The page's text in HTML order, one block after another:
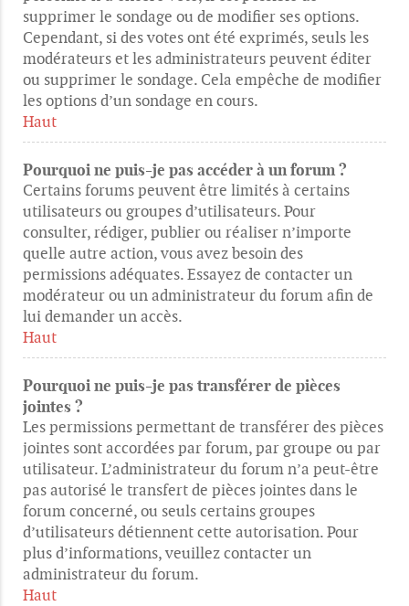
supprimer le sondage ou de modifier ses options.
Cependant, si des votes ont été exprimés, seuls les
modérateurs et les administrateurs peuvent éditer
ou supprimer le sondage. Cela empêche de modifier
les options d’un sondage en cours.
Haut
Pourquoi ne puis-je pas accéder à un forum ?
Certains forums peuvent être limités à certains
utilisateurs ou groupes d’utilisateurs. Pour
consulter, rédiger, publier ou réaliser n’importe
quelle autre action, vous avez besoin des
permissions adéquates. Essayez de contacter un
modérateur ou un administrateur du forum afin de
lui demander un accès.
Haut
Pourquoi ne puis-je pas transférer de pièces
jointes ?
Les permissions permettant de transférer des pièces
jointes sont accordées par forum, par groupe ou par
utilisateur. L’administrateur du forum n’a peut-être
pas autorisé le transfert de pièces jointes dans le
forum concerné, ou seuls certains groupes
d’utilisateurs détiennent cette autorisation. Pour
plus d’informations, veuillez contacter un
administrateur du forum.
Haut